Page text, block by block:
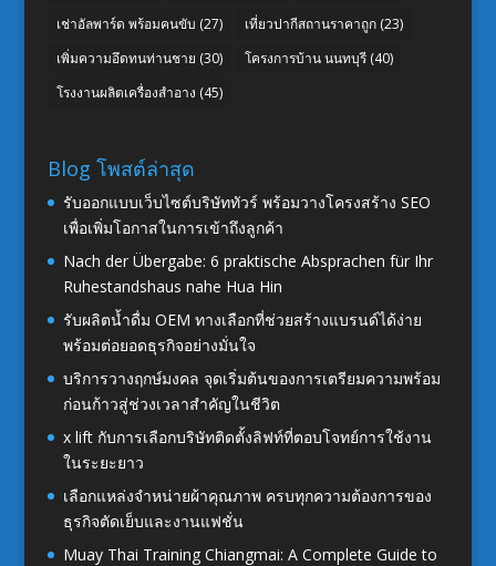
เช่าอัลพาร์ด พร้อมคนขับ (27) เที่ยวปากีสถานราคาถูก(23)
เพิ่มความอึดทนท่านชาย (30) โครงการบ้าน นนทบุรี(40)
โรงงานผลิตเครื่องสำอาง (45)
Blog โพสต์ล่าสุด
รับออกแบบเว็บไซต์บริษัททัวร์ พร้อมวางโครงสร้าง SEO
เพื่อเพิ่มโอกาสในการเข้าถึงลูกค้า
Nach der Übergabe: 6 praktische Absprachen für Ihr
Ruhestandshaus nahe Hua Hin
รับผลิตน้ำดื่ม OEM ทางเลือกที่ช่วยสร้างแบรนด์ได้ง่าย
พร้อมต่อยอดธุรกิจอย่างมั่นใจ
บริการวางฤกษ์มงคล จุดเริ่มต้นของการเตรียมความพร้อม
ก่อนก้าวสู่ช่วงเวลาสำคัญในชีวิต
x lift กับการเลือกบริษัทติดตั้งลิฟท์ที่ตอบโจทย์การใช้งาน
ในระยะยาว
เลือกแหล่งจำหน่ายผ้าคุณภาพ ครบทุกความต้องการของ
ธุรกิจตัดเย็บและงานแฟชั่น
Muay Thai Training Chiangmai: A Complete Guide to